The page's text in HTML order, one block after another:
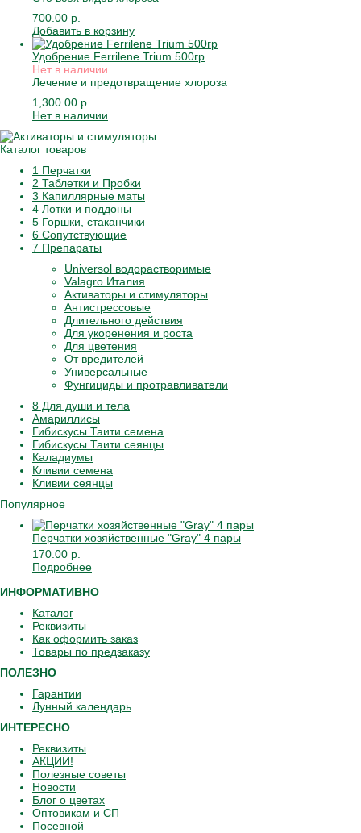
700.00 р.
Добавить в корзину
Удобрение Ferrilene Trium 500гр
Нет в наличии
Лечение и предотвращение хлороза
1,300.00 р.
Нет в наличии
Каталог товаров
1 Перчатки
2 Таблетки и Пробки
3 Капиллярные маты
4 Лотки и поддоны
5 Горшки, стаканчики
6 Сопутствующие
7 Препараты
Universol водорастворимые
Valagro Италия
Активаторы и стимуляторы
Антистрессовые
Длительного действия
Для укоренения и роста
Для цветения
От вредителей
Универсальные
Фунгициды и протравливатели
8 Для души и тела
Амариллисы
Гибискусы Таити семена
Гибискусы Таити сеянцы
Каладиумы
Кливии семена
Кливии сеянцы
Популярное
Перчатки хозяйственные "Gray" 4 пары
170.00 р.
Подробнее
ИНФОРМАТИВНО
Каталог
Реквизиты
Как оформить заказ
Товары по предзаказу
ПОЛЕЗНО
Гарантии
Лунный календарь
ИНТЕРЕСНО
Реквизиты
АКЦИИ!
Полезные советы
Новости
Блог о цветах
Оптовикам и СП
Посевной